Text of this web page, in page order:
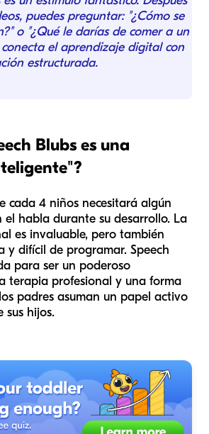
puedes preguntar: "¿Cómo se
o "¿Qué le darías de comer a un
conecta el aprendizaje digital con
estructurada.
Blubs es una
cada 4 niños necesitará algún
habla durante su desarrollo. La
es invaluable, pero también
y difícil de programar. Speech
para ser un poderoso
terapia profesional y una forma
padres asuman un papel activo
sus hijos.